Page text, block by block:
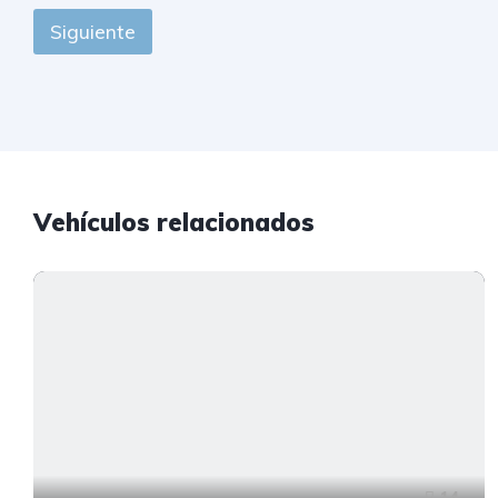
Siguiente
Vehículos relacionados